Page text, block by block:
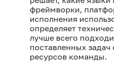
фреймворки,
исполнения
определяет
лучше всего
поставленных
ресурсов команды.